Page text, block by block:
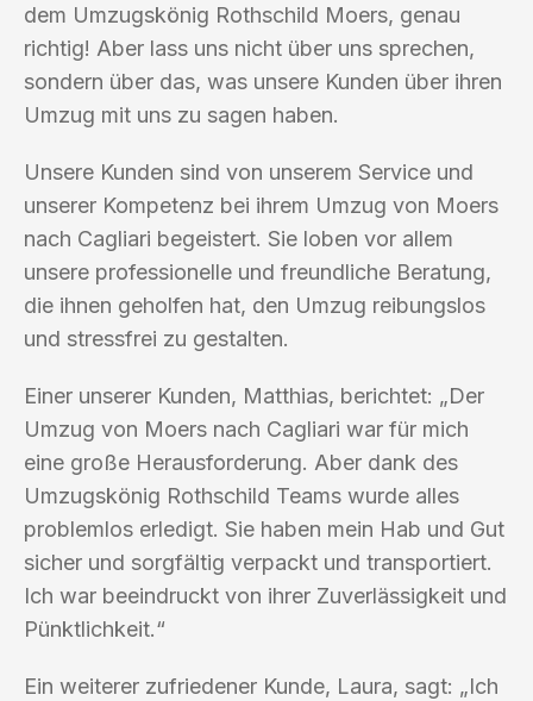
dem Umzugskönig Rothschild Moers, genau
richtig! Aber lass uns nicht über uns sprechen,
sondern über das, was unsere Kunden über ihren
Umzug mit uns zu sagen haben.
Unsere Kunden sind von unserem Service und
unserer Kompetenz bei ihrem Umzug von Moers
nach Cagliari begeistert. Sie loben vor allem
unsere professionelle und freundliche Beratung,
die ihnen geholfen hat, den Umzug reibungslos
und stressfrei zu gestalten.
Einer unserer Kunden, Matthias, berichtet: „Der
Umzug von Moers nach Cagliari war für mich
eine große Herausforderung. Aber dank des
Umzugskönig Rothschild Teams wurde alles
problemlos erledigt. Sie haben mein Hab und Gut
sicher und sorgfältig verpackt und transportiert.
Ich war beeindruckt von ihrer Zuverlässigkeit und
Pünktlichkeit.“
Ein weiterer zufriedener Kunde, Laura, sagt: „Ich